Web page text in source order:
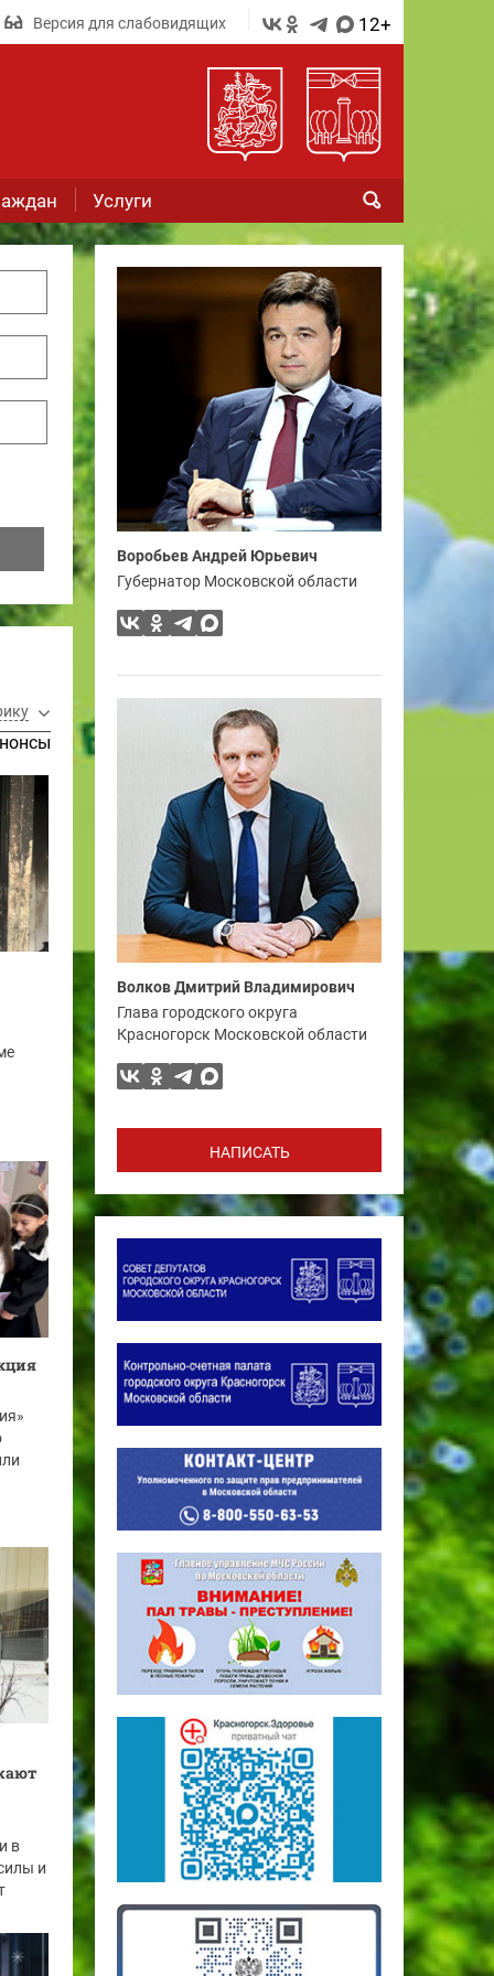
Версия для слабовидящих 12+
Услуги
в
и
Воробьев Андрей Юрьевич
Губернатор Московской области
Волков Дмитрий Владимирович
Глава городского округа
Красногорск Московской области
НАПИСАТЬ